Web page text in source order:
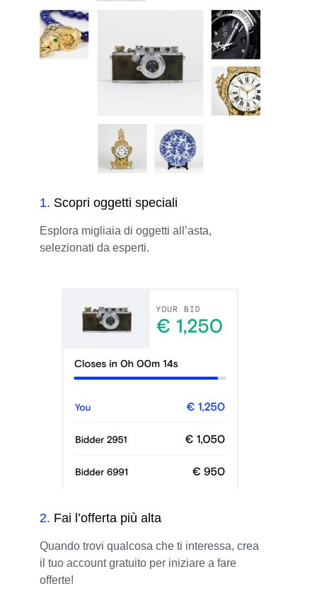
1. Scopri oggetti speciali
Esplora migliaia di oggetti all’asta,
selezionati da esperti.
2. Fai l’offerta più alta
Quando trovi qualcosa che ti interessa, crea
il tuo account gratuito per iniziare a fare
offerte!